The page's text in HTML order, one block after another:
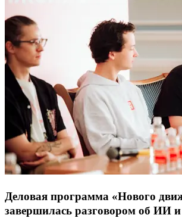
Деловая программа «Нового
завершилась разговором об ИИ и